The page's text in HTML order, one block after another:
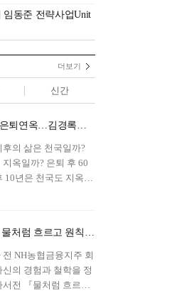
임동준 전략사업Unit
더보기
신간
[신간]은퇴연옥…김경록의 은퇴 후 삶의 나침반
후의 삶은 천국일까?
지옥일까? 은퇴 후 60
10년은 천국도 지옥도
계를 가이드해 온 김경
스자산운용의 고문이
은퇴연옥』을 내놓았
지옥을 '모든 희망을
[신간] 물처럼 흐르고 원칙으로 서다…김용환의 통찰을 담다
전 NH농협금융지주 회
신의 경험과 철학을 정
서전 『물처럼 흐르고